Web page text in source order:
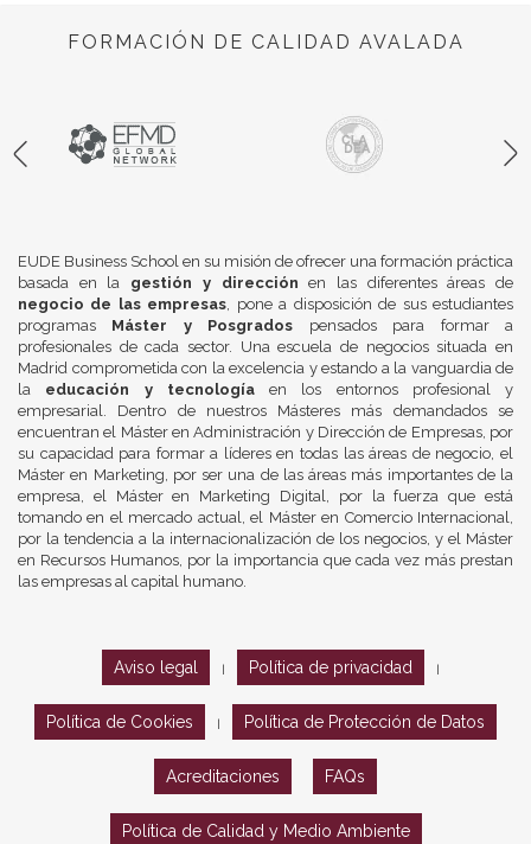
FORMACIÓN DE CALIDAD AVALADA
EUDE Business School en su misión de ofrecer una formación práctica
basada en la gestión y dirección en las diferentes áreas de
negocio de las empresas, pone a disposición de sus estudiantes
programas Máster y Posgrados pensados para formar a
profesionales de cada sector. Una escuela de negocios situada en
Madrid comprometida con la excelencia y estando a la vanguardia de
la educación y tecnologíaen los entornos profesional y
empresarial. Dentro de nuestros Másteres más demandados se
encuentran el Máster en Administración y Dirección de Empresas, por
su capacidad para formar a líderes en todas las áreas de negocio, el
Máster en Marketing, por ser una de las áreas más importantes de la
empresa, el Máster en Marketing Digital, por la fuerza que está
tomando en el mercado actual, el Máster en Comercio Internacional,
por la tendencia a la internacionalización de los negocios, y el Máster
en Recursos Humanos, por la importancia que cada vez más prestan
las empresas al capital humano.
Aviso legal Política de privacidad
Política de Cookies Política de Protección de Datos
Acreditaciones FAQs
Política de Calidad y Medio Ambiente